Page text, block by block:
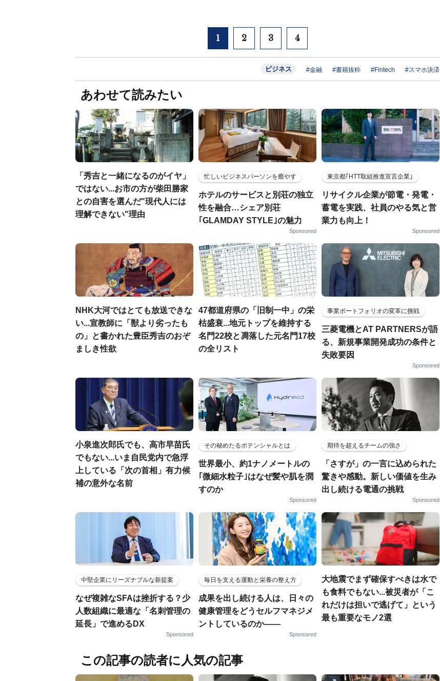
1 2 3 4
ビジネス #金融 #書籍抜粋 #Fintech #スマホ決済
あわせて読みたい
「秀吉と一緒になるのがイヤ」
ではない...お市の方が柴田勝家
との自害を選んだ"現代人には
理解できない"理由
忙しいビジネスパーソンを癒やす
ホテルのサービスと別荘の独立
性を融合…シェア別荘
｢GLAMDAY STYLE｣の魅力
Sponsored
東京都｢HTT取組推進宣言企業｣
リサイクル企業が節電・発電・
蓄電を実践、社員のやる気と営
業力も向上！
Sponsored
NHK大河ではとても放送できな
い...宣教師に「獣より劣ったも
の」と書かれた豊臣秀吉のおぞ
ましき性欲
47都道府県の「旧制一中」の栄
枯盛衰...地元トップを維持する
名門22校と凋落した元名門17校
の全リスト
事業ポートフォリオの変革に挑戦
三菱電機とAT PARTNERSが語
る、新規事業開発成功の条件と
失敗要因
Sponsored
小泉進次郎氏でも、高市早苗氏
でもない...いま自民党内で急浮
上している「次の首相」有力候
補の意外な名前
その秘めたるポテンシャルとは
世界最小、約1ナノメートルの
｢微細水粒子｣はなぜ髪や肌を潤
すのか
Sponsored
期待を超えるチームの強さ
「さすが」の一言に込められた
驚きや感動。新しい価値を生み
出し続ける電通の挑戦
Sponsored
中堅企業にリーズナブルな新提案
なぜ複雑なSFAは挫折する？少
人数組織に最適な「名刺管理の
延長」で進めるDX
Sponsored
毎日を支える運動と栄養の整え方
成果を出し続ける人は、日々の
健康管理をどうセルフマネジメ
ントしているのか——
Sponsored
大地震でまず確保すべきは水で
も食料でもない...被災者が「こ
れだけは担いで逃げて」という
最も重要なモノ2選
この記事の読者に人気の記事